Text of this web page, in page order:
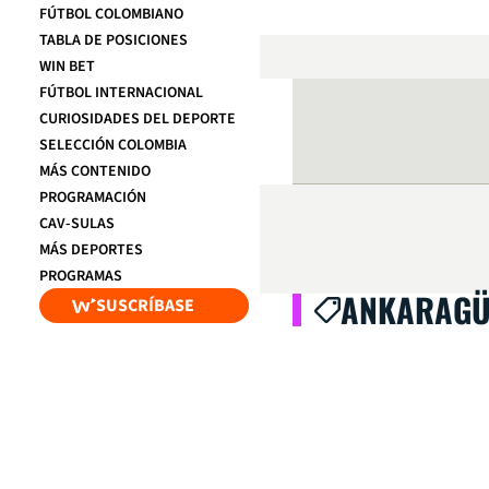
FÚTBOL COLOMBIANO
TABLA DE POSICIONES
WIN BET
FÚTBOL INTERNACIONAL
CURIOSIDADES DEL DEPORTE
SELECCIÓN COLOMBIA
MÁS CONTENIDO
PROGRAMACIÓN
CAV-SULAS
MÁS DEPORTES
PROGRAMAS
SUSCRÍBASE